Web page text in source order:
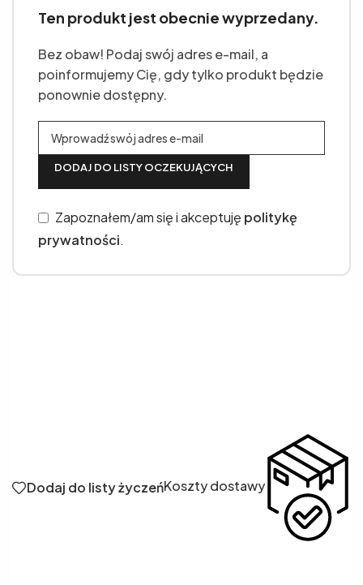
Ten produkt jest obecnie wyprzedany.
Bez obaw! Podaj swój adres e-mail, a
poinformujemy Cię, gdy tylko produkt będzie
ponownie dostępny.
DODAJ DO LISTY OCZEKUJĄCYCH
Zapoznałem/am się i akceptuję politykę
prywatności.
Dodaj do listy życzeńKoszty dostawy